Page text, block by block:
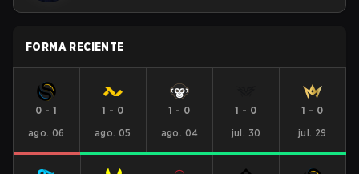
FORMA RECIENTE
0 -1
ago. 06
1 - 0
ago. 05
1 - 0
ago. 04
1 - 0
jul. 30
1 - 0
jul. 29